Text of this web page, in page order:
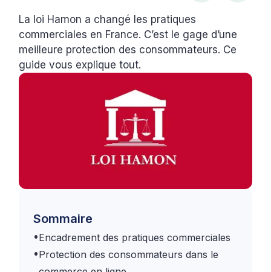
La loi Hamon a changé les pratiques
commerciales en France. C’est le gage d’une
meilleure protection des consommateurs. Ce
guide vous explique tout.
Sommaire
•Encadrement des pratiques commerciales
•Protection des consommateurs dans le